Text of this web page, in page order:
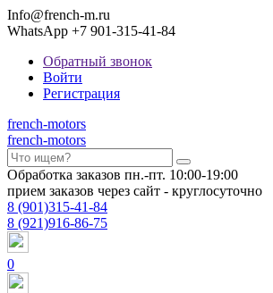
Info@french-m.ru
WhatsApp +7 901-315-41-84
Обратный звонок
Войти
Регистрация
french-motors
french-motors
Обработка заказов пн.-пт. 10:00-19:00
прием заказов через сайт - круглосуточно
8 (901)315-41-84
8 (921)916-86-75
0